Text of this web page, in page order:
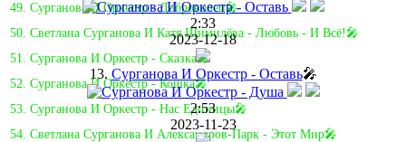
49. Сурганова И Оркестр - Доброволец🎤
50. Светлана Сурганова И Катя Шимилёва - Любовь - И Всё!🎤
51. Сурганова И Оркестр - Сказка🎤
52. Сурганова И Оркестр - Кошка🎤
53. Сурганова И Оркестр - Нас Единицы🎤
54. Светлана Сурганова И Александров-Парк - Этот Мир🎤
2:33
2023-12-18
13. Сурганова И Оркестр - Оставь🎤
2:53
2023-11-23